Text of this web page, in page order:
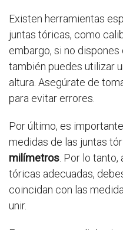
Existen herramientas
juntas tóricas, como
embargo, si no
también puedes utilizar
altura. Asegúrate de
para evitar errores.
Por último, es
medidas de las juntas
milímetros . Por lo
tóricas adecuadas,
coincidan con las
unir.